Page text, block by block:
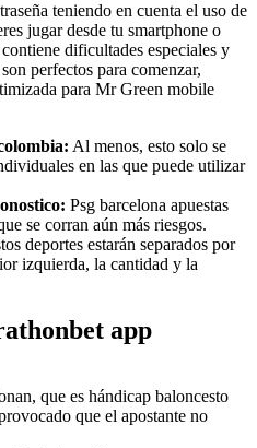
teniendo en cuenta el uso de
jugar desde tu smartphone o
dificultades especiales y
perfectos para comenzar,
para Mr Green mobile
Al menos, esto solo se
en las que puede utilizar
Psg barcelona apuestas
se corran aún más riesgos.
deportes estarán separados por
izquierda, la cantidad y la
app
que es hándicap baloncesto
que el apostante no